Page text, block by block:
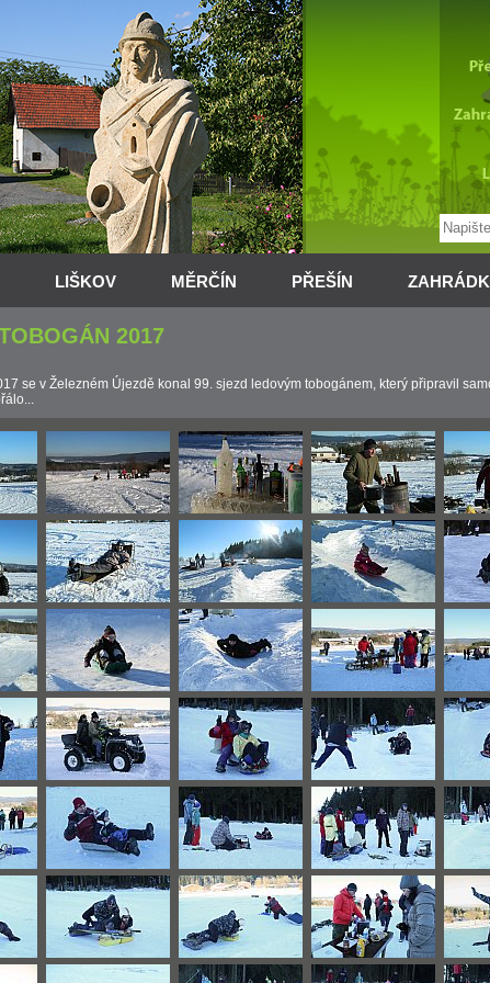
LIŠKOV MĚRČÍN PŘEŠÍN
2017
se v Železném Újezdě konal 99. sjezd ledovým tobogánem, který připravil